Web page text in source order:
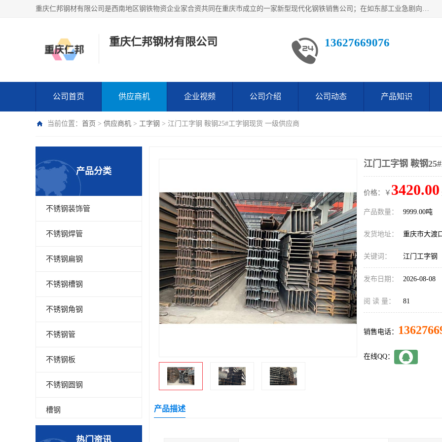
重庆仁邦钢材有限公司是西南地区钢铁物资企业家合资共同在重庆市成立的一家新型现代化钢铁销售公司；在如东部工业急剧向西部转移，西部大建工厂区及国家水利水电项目，我司力抓不断完善自我产品结构优化，让自己的钢铁产品广泛传播于这些大型再建项目
重庆仁邦钢材有限公司 13627669076
公司首页 供应商机 企业视频 公司介绍 公司动态 产品知识
当前位置： 首页 > 供应商机 > 工字钢 > 江门工字钢 鞍钢25#工字钢现货 一级供应商
产品分类
不锈钢装饰管
不锈钢焊管
不锈钢扁钢
不锈钢槽钢
不锈钢角钢
不锈钢管
不锈钢板
不锈钢圆钢
槽钢
热门资讯
江门工字钢 鞍钢
价格：￥ 3420.00
产品数量： 9999.00吨
发货地址： 重庆市大渡
关键词： 江门工字钢
发布日期： 2026-08-08
阅 读 量： 81
销售电话：
在线QQ：
产品描述